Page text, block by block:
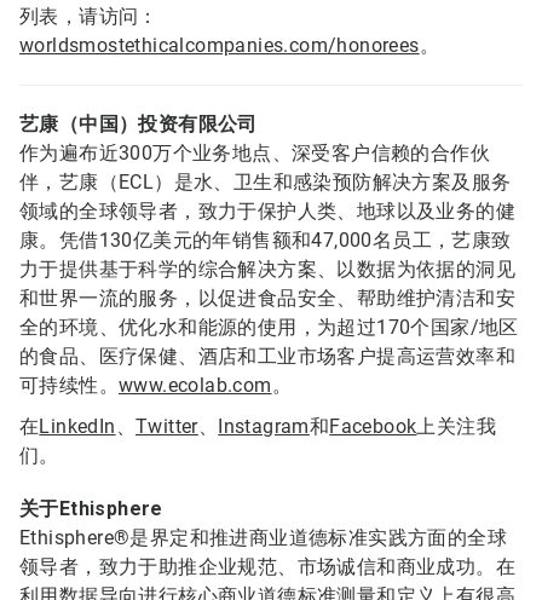
列表，请访问：
worldsmostethicalcompanies.com/honorees。
艺康（中国）投资有限公司
作为遍布近300万个业务地点、深受客户信赖的合作伙
伴，艺康（ECL）是水、卫生和感染预防解决方案及服务
领域的全球领导者，致力于保护人类、地球以及业务的健
康。凭借130亿美元的年销售额和47,000名员工，艺康致
力于提供基于科学的综合解决方案、以数据为依据的洞见
和世界一流的服务，以促进食品安全、帮助维护清洁和安
全的环境、优化水和能源的使用，为超过170个国家/地区
的食品、医疗保健、酒店和工业市场客户提高运营效率和
可持续性。 www.ecolab.com。
在LinkedIn 、Twitter、 Instagram和Facebook上关注我
们。
关于Ethisphere
Ethisphere®是界定和推进商业道德标准实践方面的全球
领导者，致力于助推企业规范、市场诚信和商业成功。在